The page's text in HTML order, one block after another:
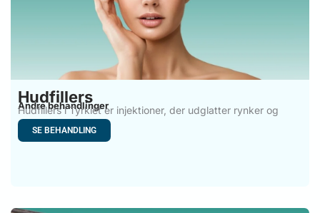
Hudfillers
Andre behandlinger
Hudfillers i Tyrkiet er injektioner, der udglatter rynker og
udjævner
SE BEHANDLING